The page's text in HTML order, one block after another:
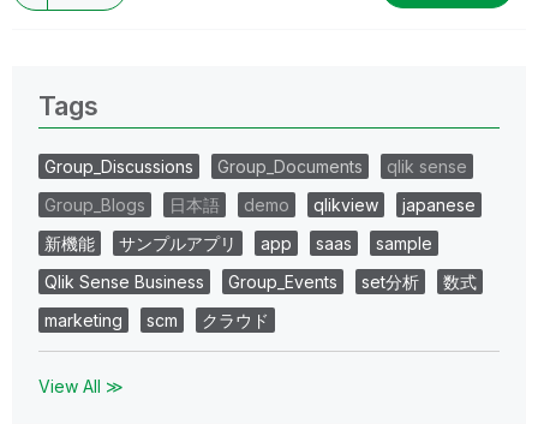
Tags
Group_Discussions Group_Documents
qlik sense
Group_Blogs
日本語 demo qlikview
japanese
新機能
サンプルアプリ app saas
sample
Qlik Sense Business
Group_Events set分析
数式
marketing
scm クラウド
View All ≫